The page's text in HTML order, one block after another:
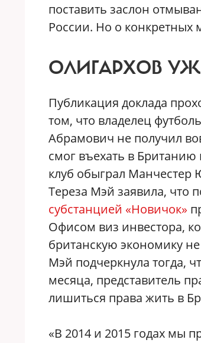
поставить заслон
России. Но о конкретных
ОЛИГАРХОВ
Публикация доклада
том, что владелец
Абрамович не получил
смог въехать в
клуб обыграл Манчестер
Тереза Мэй заявила, что
субстанцией «Новичок»
Офисом виз инвестора,
британскую экономику
Мэй подчеркнула тогда,
месяца, представитель
лишиться права жить в
«В 2014 и 2015 годах мы